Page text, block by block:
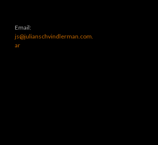
Email:
js@julianschvindlerman.com.
ar